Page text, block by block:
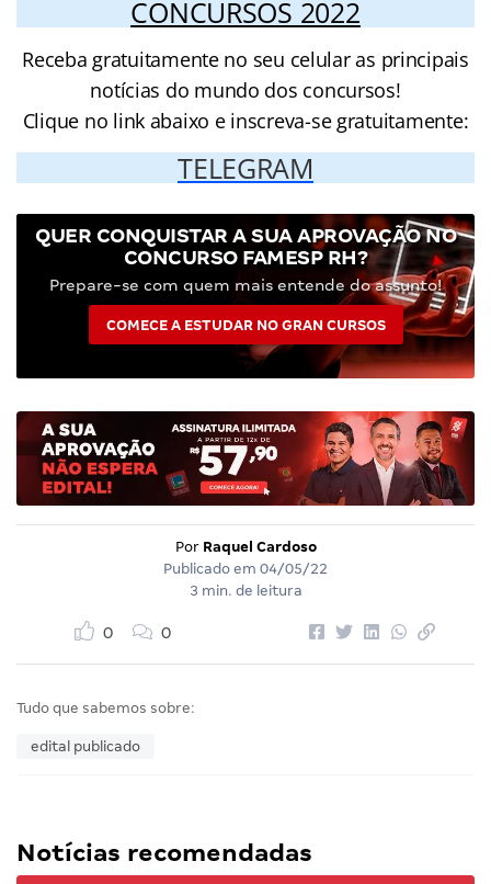
CONCURSOS 2022
Receba gratuitamente no seu celular as principais
notícias do mundo dos concursos!
Clique no link abaixo e inscreva-se gratuitamente:
TELEGRAM
QUER CONQUISTAR A SUA APROVAÇÃO NO
CONCURSO FAMESP RH?
Prepare-se com quem mais entende do assunto!
COMECE A ESTUDAR NO GRAN CURSOS
Por Raquel Cardoso
Publicado em 04/05/22
3 min. de leitura
0 0
Tudo que sabemos sobre:
edital publicado
Notícias recomendadas